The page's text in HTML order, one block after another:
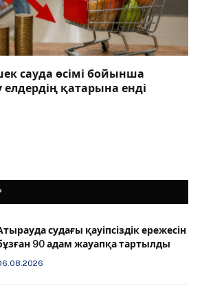
сауда өсімі бойынша
елдердің қатарына енді
судағы қауіпсіздік ережесін
90 адам жауапқа тартылды